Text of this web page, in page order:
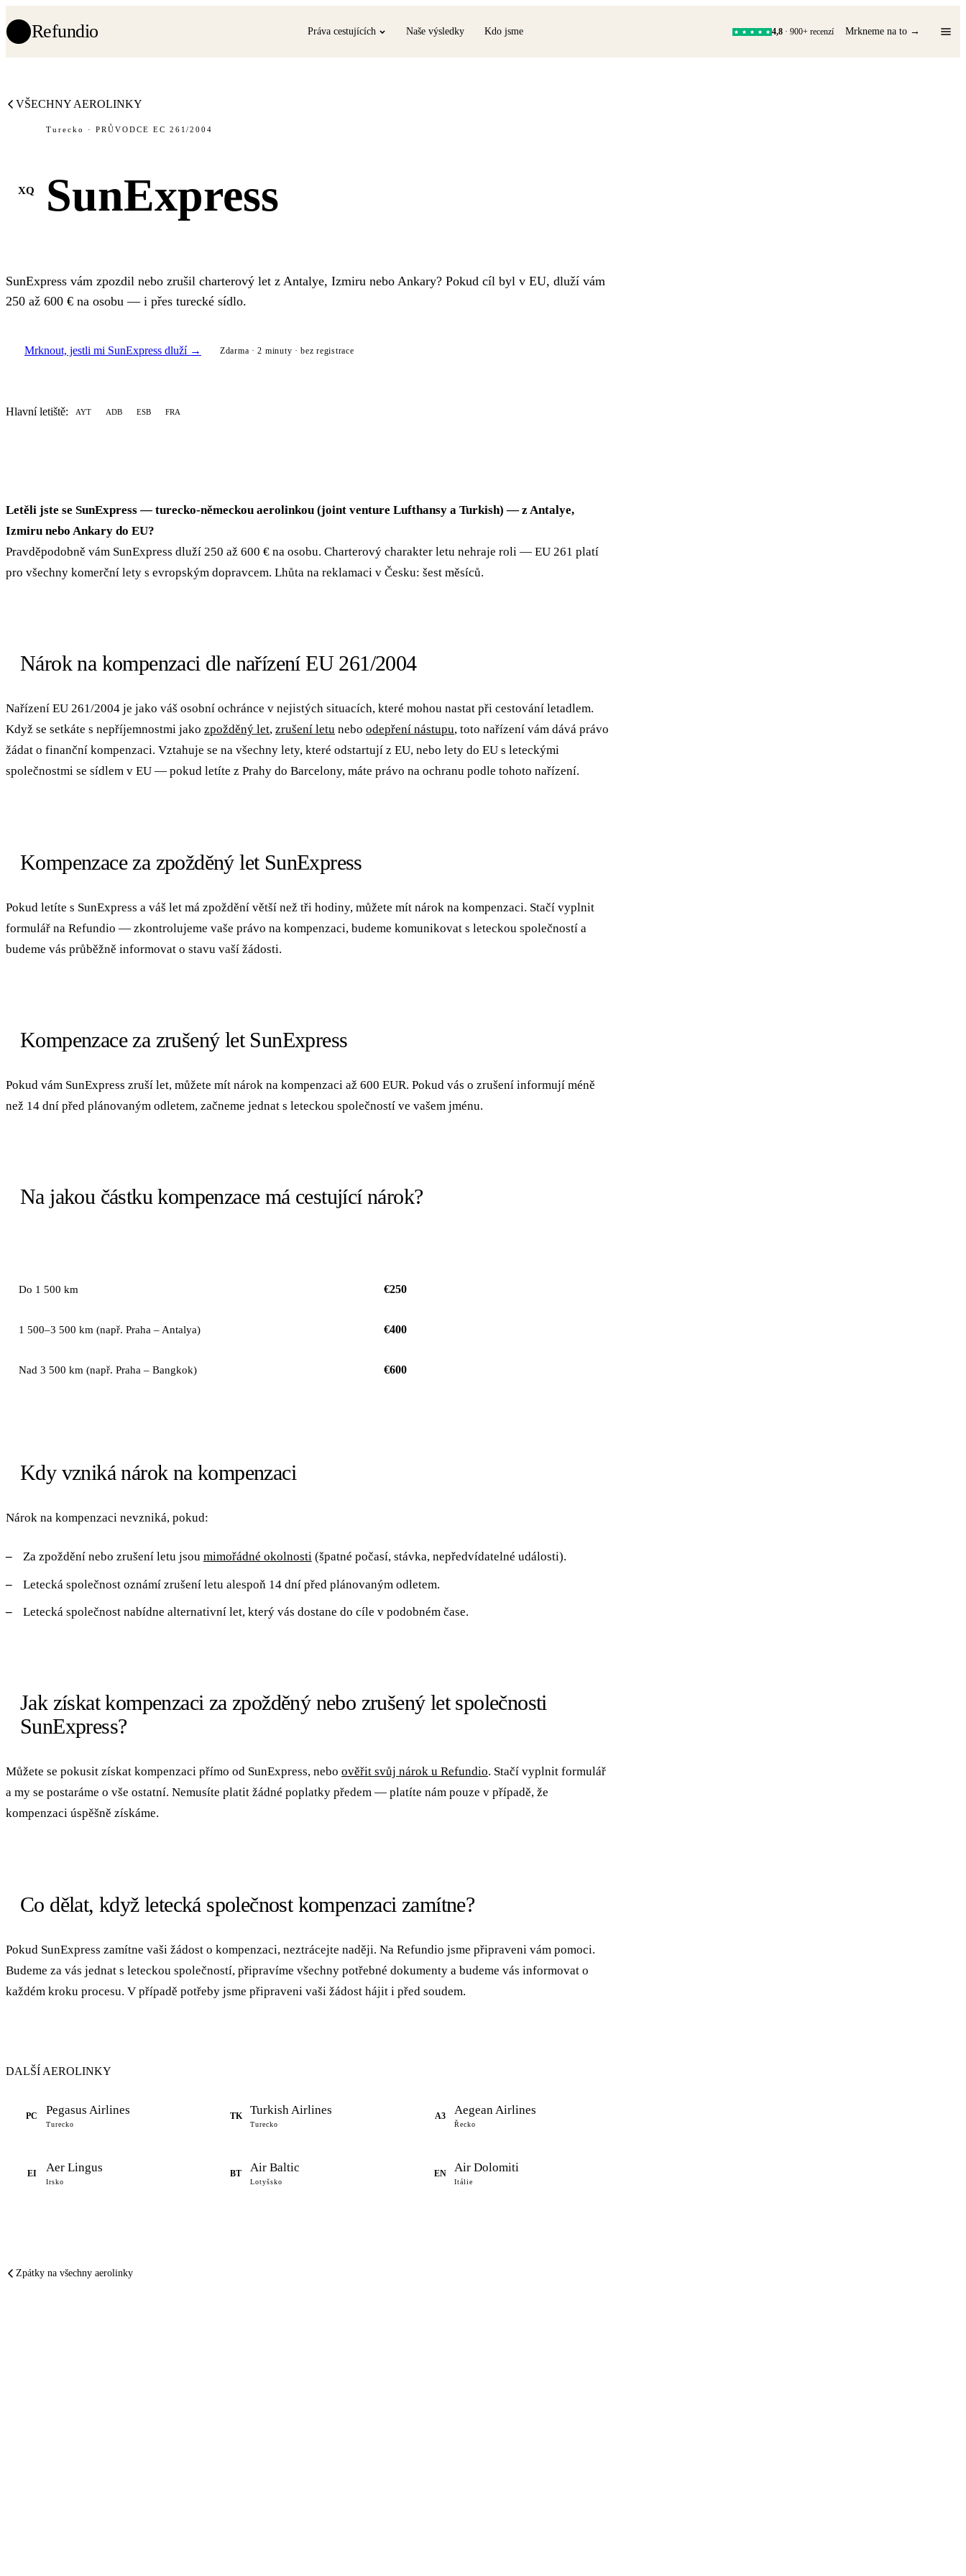
Refundio Práva cestujících Naše výsledky Kdo jsme 4,8 · 900+ recenzí Mrkneme na to →
VŠECHNY AEROLINKY
XQ
Turecko · PRŮVODCE EC 261/2004
SunExpress
SunExpress vám zpozdil nebo zrušil charterový let z Antalye, Izmiru nebo Ankary? Pokud cíl byl v EU, dluží vám
250 až 600 € na osobu — i přes turecké sídlo.
Mrknout, jestli mi SunExpress dluží → Zdarma · 2 minuty · bez registrace
Hlavní letiště: AYT ADB ESB FRA
Letěli jste se SunExpress — turecko-německou aerolinkou (joint venture Lufthansy a Turkish) — z Antalye,
Izmiru nebo Ankary do EU?
Pravděpodobně vám SunExpress dluží 250 až 600 € na osobu. Charterový charakter letu nehraje roli — EU 261 platí
pro všechny komerční lety s evropským dopravcem. Lhůta na reklamaci v Česku: šest měsíců.
Nárok na kompenzaci dle nařízení EU 261/2004
Nařízení EU 261/2004 je jako váš osobní ochránce v nejistých situacích, které mohou nastat při cestování letadlem.
Když se setkáte s nepříjemnostmi jako zpožděný let, zrušení letu nebo odepření nástupu, toto nařízení vám dává právo
žádat o finanční kompenzaci. Vztahuje se na všechny lety, které odstartují z EU, nebo lety do EU s leteckými
společnostmi se sídlem v EU — pokud letíte z Prahy do Barcelony, máte právo na ochranu podle tohoto nařízení.
Kompenzace za zpožděný let SunExpress
Pokud letíte s SunExpress a váš let má zpoždění větší než tři hodiny, můžete mít nárok na kompenzaci. Stačí vyplnit
formulář na Refundio — zkontrolujeme vaše právo na kompenzaci, budeme komunikovat s leteckou společností a
budeme vás průběžně informovat o stavu vaší žádosti.
Kompenzace za zrušený let SunExpress
Pokud vám SunExpress zruší let, můžete mít nárok na kompenzaci až 600 EUR. Pokud vás o zrušení informují méně
než 14 dní před plánovaným odletem, začneme jednat s leteckou společností ve vašem jménu.
Na jakou částku kompenzace má cestující nárok?
Do 1 500 km €250
1 500–3 500 km (např. Praha – Antalya) €400
Nad 3 500 km (např. Praha – Bangkok) €600
Kdy vzniká nárok na kompenzaci
Nárok na kompenzaci nevzniká, pokud:
Za zpoždění nebo zrušení letu jsou mimořádné okolnosti(špatné počasí, stávka, nepředvídatelné události).
Letecká společnost oznámí zrušení letu alespoň 14 dní před plánovaným odletem.
Letecká společnost nabídne alternativní let, který vás dostane do cíle v podobném čase.
Jak získat kompenzaci za zpožděný nebo zrušený let společnosti
SunExpress?
Můžete se pokusit získat kompenzaci přímo od SunExpress, nebo ověřit svůj nárok u Refundio. Stačí vyplnit formulář
a my se postaráme o vše ostatní. Nemusíte platit žádné poplatky předem — platíte nám pouze v případě, že
kompenzaci úspěšně získáme.
Co dělat, když letecká společnost kompenzaci zamítne?
Pokud SunExpress zamítne vaši žádost o kompenzaci, neztrácejte naději. Na Refundio jsme připraveni vám pomoci.
Budeme za vás jednat s leteckou společností, připravíme všechny potřebné dokumenty a budeme vás informovat o
každém kroku procesu. V případě potřeby jsme připraveni vaši žádost hájit i před soudem.
DALŠÍ AEROLINKY
PC Pegasus Airlines
Turecko
TK Turkish Airlines
Turecko
A3 Aegean Airlines
Řecko
EI Aer Lingus
Irsko
BT Air Baltic
Lotyšsko
EN Air Dolomiti
Itálie
Zpátky na všechny aerolinky